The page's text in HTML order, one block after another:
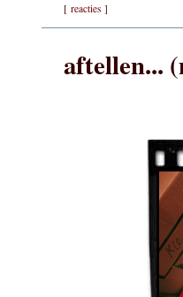
[ reacties ]
aftellen...